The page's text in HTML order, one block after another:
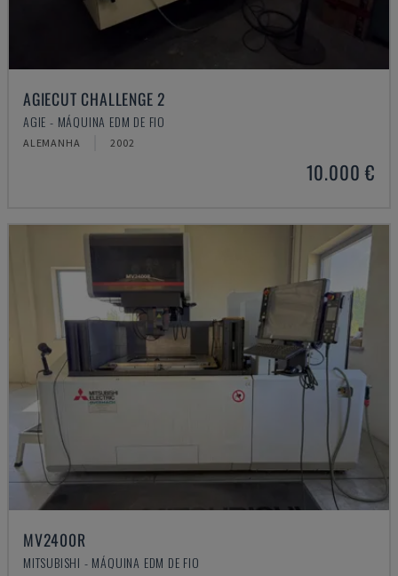
AGIECUT CHALLENGE 2
AGIE - MÁQUINA EDM DE FIO
ALEMANHA 2002
10.000 €
MV2400R
MITSUBISHI - MÁQUINA EDM DE FIO